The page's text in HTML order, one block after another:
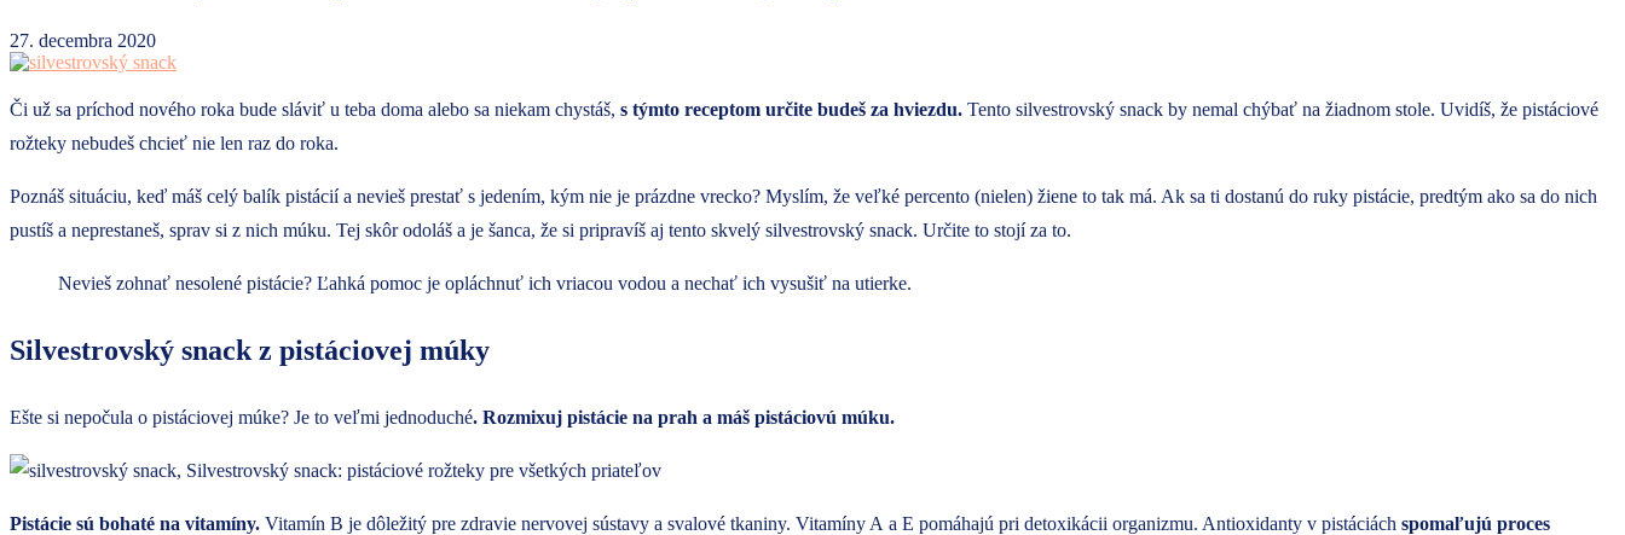
27. decembra 2020
Či už sa príchod nového roka bude sláviť u teba doma alebo sa niekam chystáš, s týmto receptom určite budeš za hviezdu. Tento silvestrovský snack by nemal chýbať na žiadnom stole. Uvidíš, že pistáciové
rožteky nebudeš chcieť nie len raz do roka.
Poznáš situáciu, keď máš celý balík pistácií a nevieš prestať s jedením, kým nie je prázdne vrecko? Myslím, že veľké percento (nielen) žiene to tak má. Ak sa ti dostanú do ruky pistácie, predtým ako sa do nich
pustíš a neprestaneš, sprav si z nich múku. Tej skôr odoláš a je šanca, že si pripravíš aj tento skvelý silvestrovský snack. Určite to stojí za to.
Nevieš zohnať nesolené pistácie? Ľahká pomoc je opláchnuť ich vriacou vodou a nechať ich vysušiť na utierke.
Silvestrovský snack z pistáciovej múky
Ešte si nepočula o pistáciovej múke? Je to veľmi jednoduché. Rozmixuj pistácie na prah a máš pistáciovú múku.
Pistácie sú bohaté na vitamíny. Vitamín B je dôležitý pre zdravie nervovej sústavy a svalové tkaniny. Vitamíny A a E pomáhajú pri detoxikácii organizmu. Antioxidanty v pistáciách spomaľujú proces